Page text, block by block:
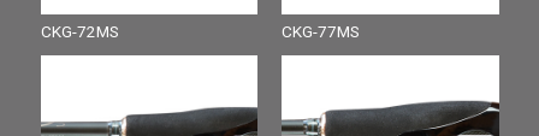
CKG-72MS CKG-77MS